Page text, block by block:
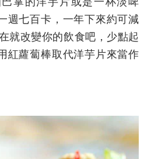
週七百卡，一年下來約可減
就改變你的飲食吧，少點起
紅蘿蔔棒取代洋芋片來當作